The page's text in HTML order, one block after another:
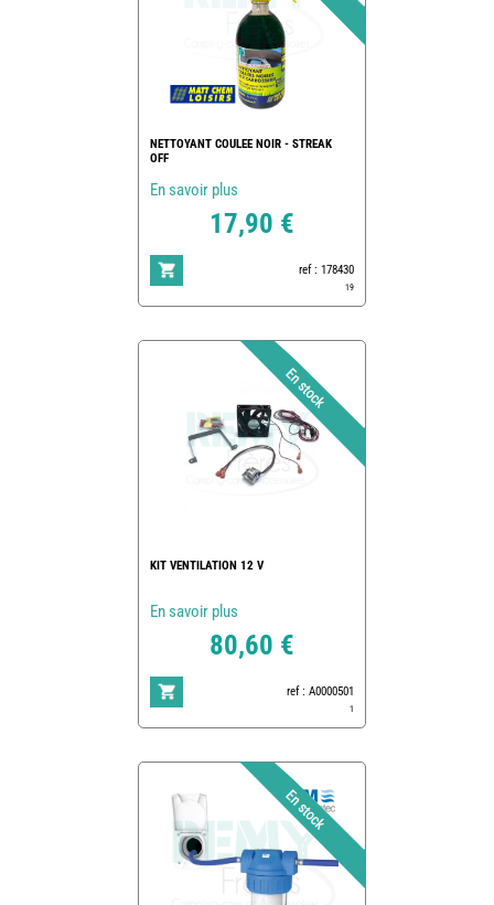
NETTOYANT COULEE NOIR - STREAK
OFF
En savoir plus
17,90 €
ref : 178430
19
KIT VENTILATION 12 V
En savoir plus
80,60 €
ref : A0000501
1